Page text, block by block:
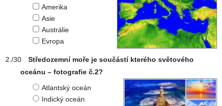
Amerika
Asie
Austrálie
Evropa
Středozemní moře je součástí kterého světového
oceánu – fotografie č.2?
Atlantský oceán
Indický oceán